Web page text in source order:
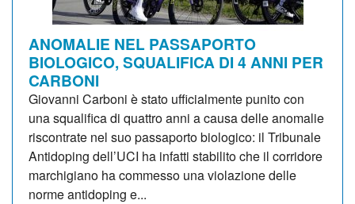
ANOMALIE NEL PASSAPORTO
BIOLOGICO, SQUALIFICA DI 4 ANNI PER
CARBONI
Giovanni Carboni è stato ufficialmente punito con
una squalifica di quattro anni a causa delle anomalie
riscontrate nel suo passaporto biologico: il Tribunale
Antidoping dell’UCI ha infatti stabilito che il corridore
marchigiano ha commesso una violazione delle
norme antidoping e...